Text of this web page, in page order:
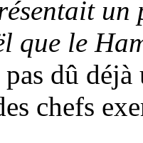
que le
dû
chefs